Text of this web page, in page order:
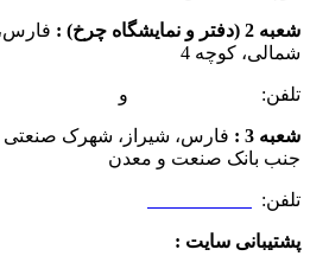
شعبه 2 (دفتر و نمایشگاه چرخ) :
فارس،
شمالی، کوچه 4
تلفن: و
شعبه 3 :
فارس، شیراز، شهرک صنعتی
جنب بانک صنعت و معدن
تلفن:
پشتیبانی سایت :